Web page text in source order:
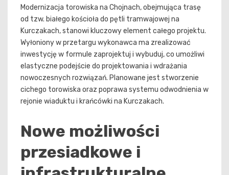
Modernizacja torowiska na Chojnach, obejmująca trasę
od tzw. białego kościoła do pętli tramwajowej na
Kurczakach, stanowi kluczowy element całego projektu.
Wyłoniony w przetargu wykonawca ma zrealizować
inwestycję w formule zaprojektuj i wybuduj, co umożliwi
elastyczne podejście do projektowania i wdrażania
nowoczesnych rozwiązań. Planowane jest stworzenie
cichego torowiska oraz poprawa systemu odwodnienia w
rejonie wiaduktu i krańcówki na Kurczakach.
Nowe możliwości
przesiadkowe i